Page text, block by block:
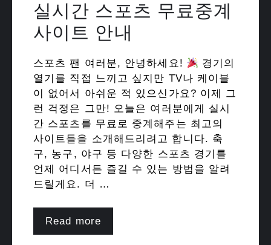
실시간 스포츠 무료중계
사이트 안내
스포츠 팬 여러분, 안녕하세요!
경기의
열기를 직접 느끼고 싶지만 TV나 케이블
이 없어서 아쉬운 적 있으신가요? 이제 그
런 걱정은 그만! 오늘은 여러분에게 실시
간 스포츠를 무료로 중계해주는 최고의
사이트들을 소개해드리려고 합니다. 축
구, 농구, 야구 등 다양한 스포츠 경기를
언제 어디서든 즐길 수 있는 방법을 알려
드릴게요. 더 …
Read more